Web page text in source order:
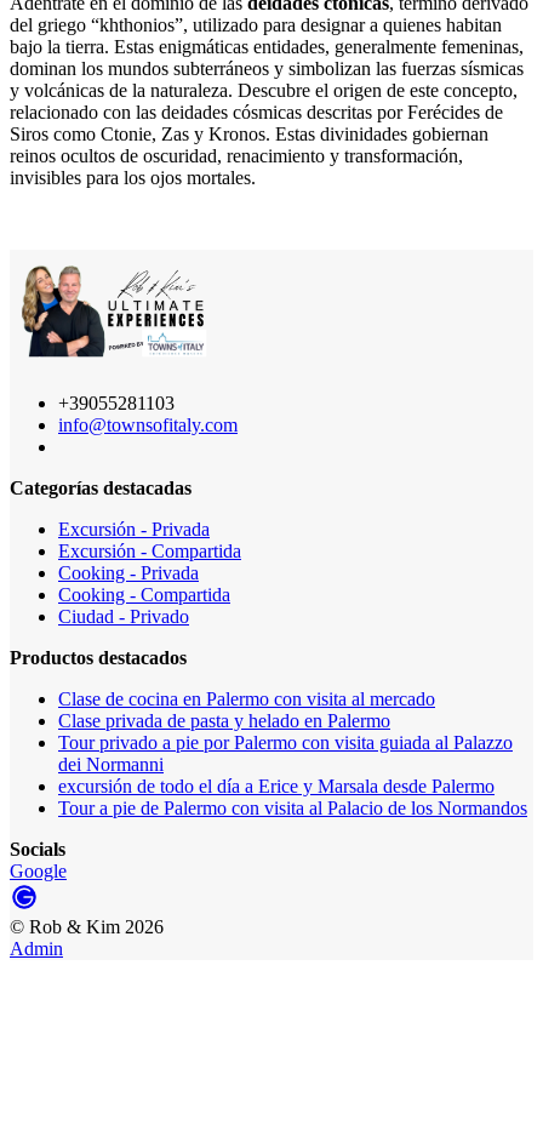
del griego “khthonios”, utilizado para designar a quienes habitan
bajo la tierra. Estas enigmáticas entidades, generalmente femeninas,
dominan los mundos subterráneos y simbolizan las fuerzas sísmicas
y volcánicas de la naturaleza. Descubre el origen de este concepto,
relacionado con las deidades cósmicas descritas por Ferécides de
Siros como Ctonie, Zas y Kronos. Estas divinidades gobiernan
reinos ocultos de oscuridad, renacimiento y transformación,
invisibles para los ojos mortales.
+39055281103
info@townsofitaly.com
Categorías destacadas
Excursión - Privada
Excursión - Compartida
Cooking - Privada
Cooking - Compartida
Ciudad - Privado
Productos destacados
Clase de cocina en Palermo con visita al mercado
Clase privada de pasta y helado en Palermo
Tour privado a pie por Palermo con visita guiada al Palazzo
dei Normanni
excursión de todo el día a Erice y Marsala desde Palermo
Tour a pie de Palermo con visita al Palacio de los Normandos
Socials
Google
© Rob & Kim 2026
Admin